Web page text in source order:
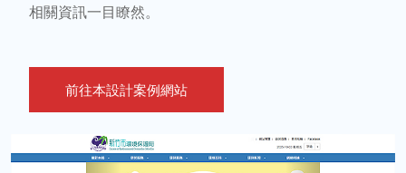
相關資訊一目瞭然。
前往本設計案例網站